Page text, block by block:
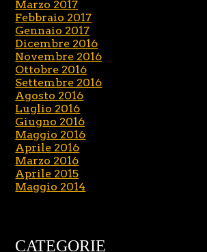
Marzo 2017
Febbraio 2017
Gennaio 2017
Dicembre 2016
Novembre 2016
Ottobre 2016
Settembre 2016
Agosto 2016
Luglio 2016
Giugno 2016
Maggio 2016
Aprile 2016
Marzo 2016
Aprile 2015
Maggio 2014
CATEGORIE